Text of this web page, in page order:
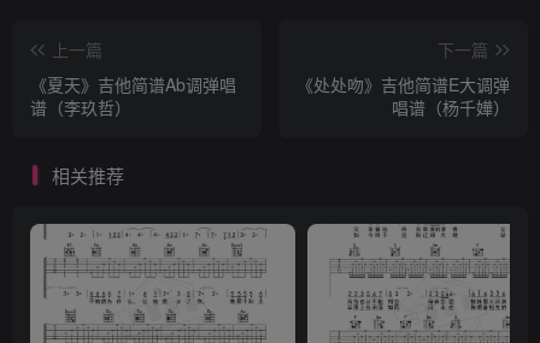
上一篇
《夏天》吉他简谱Ab调弹唱
谱（李玖哲）
下一篇
《处处吻》吉他简谱E大调弹
唱谱（杨千嬅）
相关推荐